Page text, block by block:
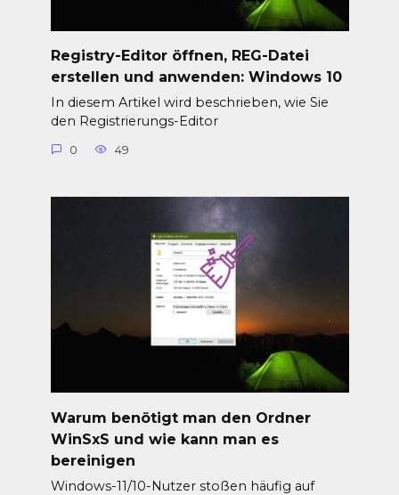
Registry-Editor öffnen, REG-Datei
erstellen und anwenden: Windows 10
In diesem Artikel wird beschrieben, wie Sie
den Registrierungs-Editor
0 49
Warum benötigt man den Ordner
WinSxS und wie kann man es
bereinigen
Windows-11/10-Nutzer stoßen häufig auf